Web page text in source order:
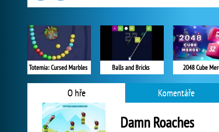
Totemia: Cursed Marbles Balls and Bricks 2048 Cube
O hře Komentáře
Damn Roaches